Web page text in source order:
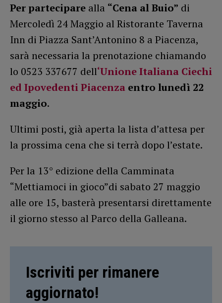
Per partecipare alla “Cena al Buio” di
Mercoledì 24 Maggio al Ristorante Taverna
Inn di Piazza Sant’Antonino 8 a Piacenza,
sarà necessaria la prenotazione chiamando
lo 0523 337677 dell‘Unione Italiana Ciechi
ed Ipovedenti Piacenza entro lunedì 22
maggio.
Ultimi posti, già aperta la lista d’attesa per
la prossima cena che si terrà dopo l’estate.
Per la 13° edizione della Camminata
“Mettiamoci in gioco”di sabato 27 maggio
alle ore 15, basterà presentarsi direttamente
il giorno stesso al Parco della Galleana.
Iscriviti per rimanere
aggiornato!